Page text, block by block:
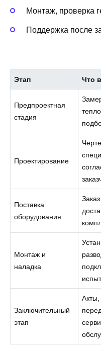
Монтаж, проверка
Поддержка после
Этап Что
Предпроектная
стадия
Проектирование
Поставка
оборудования
Монтаж и
наладка
Заключительный
этап
Акты,